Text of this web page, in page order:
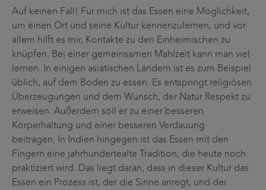
Auf keinen Fall! Für mich ist das Essen eine Möglichkeit,
um einen Ort und seine Kultur kennenzulernen, und vor
allem hilft es mir, Kontakte zu den Einheimischen zu
knüpfen. Bei einer gemeinsamen Mahlzeit kann man viel
lernen. In einigen asiatischen Ländern ist es zum Beispiel
üblich, auf dem Boden zu essen. Es entspringt religiösen
Überzeugungen und dem Wunsch, der Natur Respekt zu
erweisen. Außerdem soll er zu einer besseren
Körperhaltung und einer besseren Verdauung
beitragen. In Indien hingegen ist das Essen mit den
Fingern eine jahrhundertealte Tradition, die heute noch
praktiziert wird. Das liegt daran, dass in dieser Kultur das
Essen ein Prozess ist, der die Sinne anregt, und der